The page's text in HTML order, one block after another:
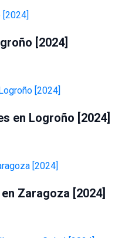
[2024]
en Logroño [2024]
Zaragoza [2024]